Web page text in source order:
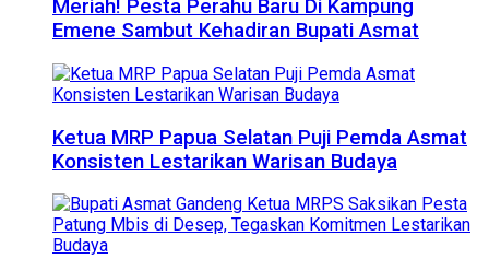
Meriah! Pesta Perahu Baru Di Kampung
Emene Sambut Kehadiran Bupati Asmat
Ketua MRP Papua Selatan Puji Pemda Asmat
Konsisten Lestarikan Warisan Budaya